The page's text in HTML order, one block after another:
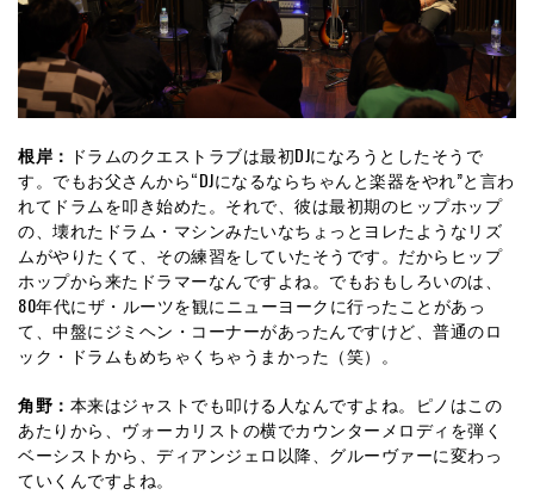
根岸： ドラムのクエストラブは最初DJになろうとしたそうで
す。でもお父さんから“DJになるならちゃんと楽器をやれ”と言わ
れてドラムを叩き始めた。それで、彼は最初期のヒップホップ
の、壊れたドラム・マシンみたいなちょっとヨレたようなリズ
ムがやりたくて、その練習をしていたそうです。だからヒップ
ホップから来たドラマーなんですよね。でもおもしろいのは、
80年代にザ・ルーツを観にニューヨークに行ったことがあっ
て、中盤にジミヘン・コーナーがあったんですけど、普通のロ
ック・ドラムもめちゃくちゃうまかった（笑）。
角野： 本来はジャストでも叩ける人なんですよね。ピノはこの
あたりから、ヴォーカリストの横でカウンターメロディを弾く
ベーシストから、ディアンジェロ以降、グルーヴァーに変わっ
ていくんですよね。